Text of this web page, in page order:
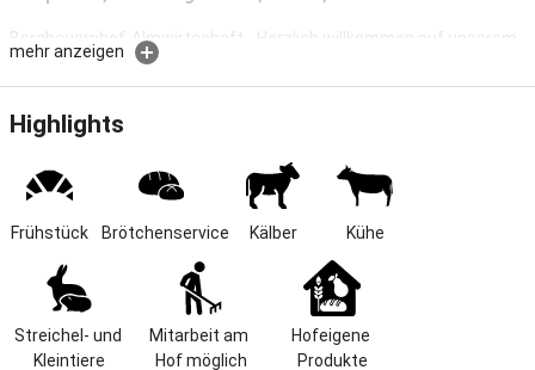
Bergbauernhof-Almwirtschaft - Herzlich willkommen auf unserem
sonnigen Dandl-Hof mit eigenem Lift und Alm.Jede Wohnung führt
auf einen Balkon mit herrlichem Panoramablick .Ein Kaminofen mit
Sichtfenster macht es besonders gemütlich. Parplatz ,WLAN
sowie die Chiemgau-Karte ist inclusive und sorgt für entspanntes
Urlaubsgefühl.Auf geht's zu uns auf den Dandl-Hof.Wir freuen uns
auf Euch!
Bergbauernhof-Almwirtschaft-Skilift
"Herzlich willkommen Groß und Klein" auf unserem sonnigen Dandl-
Natur pur erleben mit traumhaftem Panoramablick vom eigenen
Balkon, auf Dorf und Berge. Beide ist von uns aus schnell zu Fuß
mehr anzeigen
Highlights
Frühstück Brötchenservice Kälber Kühe
Streichel- und
Kleintiere
Mitarbeit am
Hof möglich
Hofeigene
Produkte